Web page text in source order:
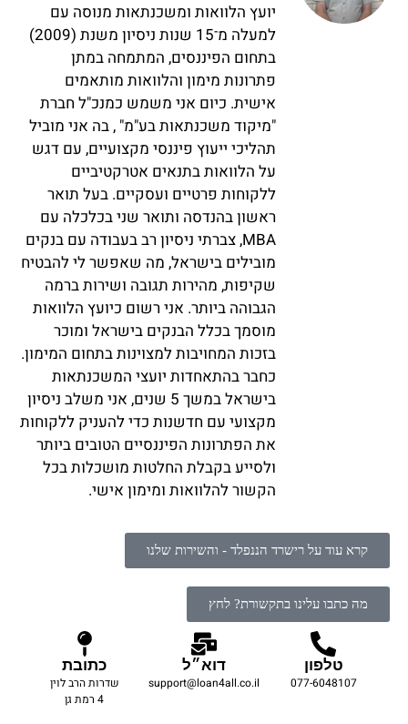
יועץ הלוואות ומשכנתאות מנוסה עם
למעלה מ־15 שנות ניסיון משנת (2009)
בתחום הפיננסים, המתמחה במתן
פתרונות מימון והלוואות מותאמים
אישית. כיום אני משמש כמנכ"ל חברת
"מיקוד משכנתאות בע"מ" , בה אני מוביל
תהליכי ייעוץ פיננסי מקצועיים, עם דגש
על הלוואות בתנאים אטרקטיביים
ללקוחות פרטיים ועסקיים. בעל תואר
ראשון בהנדסה ותואר שני בכלכלה עם
MBA, צברתי ניסיון רב בעבודה עם בנקים
מובילים בישראל, מה שאפשר לי להבטיח
שקיפות, מהירות תגובה ושירות ברמה
הגבוהה ביותר. אני רשום כיועץ הלוואות
מוסמך בכלל הבנקים בישראל ומוכר
בזכות המחויבות למצוינות בתחום המימון.
כחבר בהתאחדות יועצי המשכנתאות
בישראל במשך 5 שנים, אני משלב ניסיון
מקצועי עם חדשנות כדי להעניק ללקוחות
את הפתרונות הפיננסיים הטובים ביותר
ולסייע בקבלת החלטות מושכלות בכל
הקשור להלוואות ומימון אישי.
קרא עוד על רישרד הננפלד - והשירות שלנו
מה כתבו עלינו בתקשורת? לחץ
טלפון
077-6048107
דוא״ל
support@loan4all.co.il
כתובת
שדרות הרב לוין
4 רמת גן